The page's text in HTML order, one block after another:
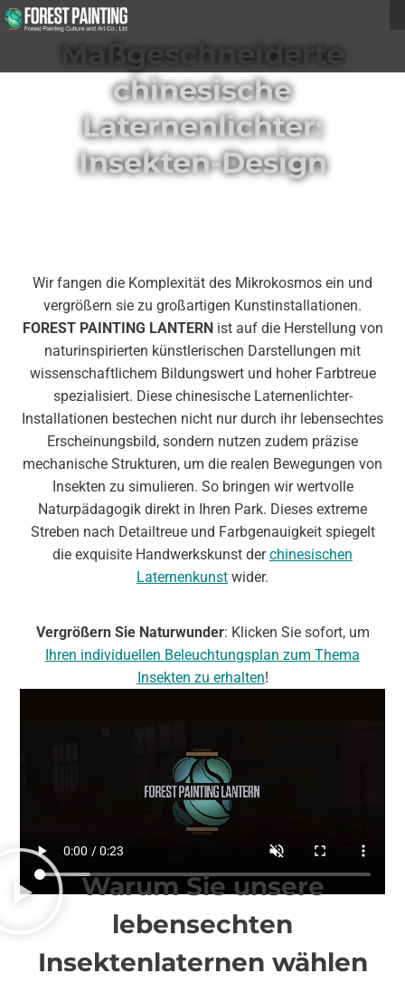
Maßgeschneiderte
chinesische
Laternenlichter:
Insekten-Design
Wir fangen die Komplexität des Mikrokosmos ein und
vergrößern sie zu großartigen Kunstinstallationen.
FOREST PAINTING LANTERNist auf die Herstellung von
naturinspirierten künstlerischen Darstellungen mit
wissenschaftlichem Bildungswert und hoher Farbtreue
spezialisiert. Diese chinesische Laternenlichter-
Installationen bestechen nicht nur durch ihr lebensechtes
Erscheinungsbild, sondern nutzen zudem präzise
mechanische Strukturen, um die realen Bewegungen von
Insekten zu simulieren. So bringen wir wertvolle
Naturpädagogik direkt in Ihren Park. Dieses extreme
Streben nach Detailtreue und Farbgenauigkeit spiegelt
die exquisite Handwerkskunst derchinesischen
Laternenkunst wider.
Vergrößern Sie Naturwunder: Klicken Sie sofort, um
Ihren individuellen Beleuchtungsplan zum Thema
Insekten zu erhalten!
Warum Sie unsere
lebensechten
Insektenlaternen wählen